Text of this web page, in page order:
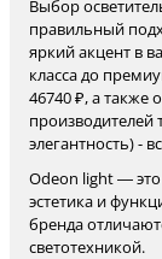
Выбор
правильный
яркий акцент в
класса до
46740 ₽, а также
производителей
элегантность) -
Odeon light — это
эстетика и
бренда
светотехникой.